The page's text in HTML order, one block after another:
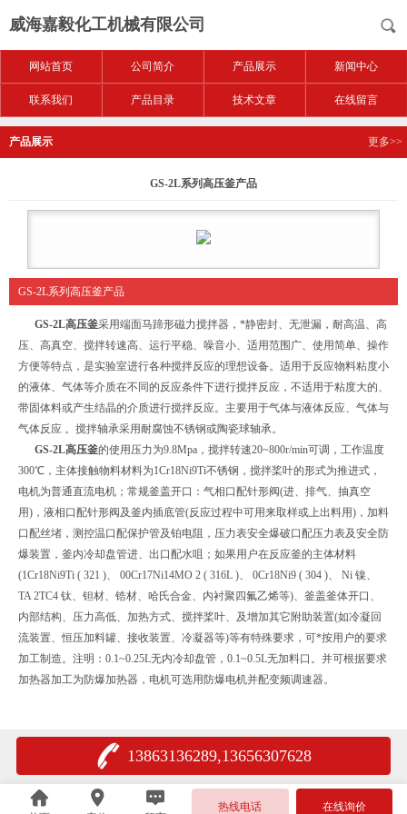
威海嘉毅化工机械有限公司
网站首页 公司简介 产品展示 新闻中心
联系我们 产品目录 技术文章 在线留言
产品展示 更多>>
GS-2L系列高压釜产品
GS-2L系列高压釜产品
GS-2L高压釜采用端面马蹄形磁力搅拌器，*静密封、无泄漏，耐高温、高
压、高真空、搅拌转速高、运行平稳、噪音小、适用范围广、使用简单、操作
方便等特点，是实验室进行各种搅拌反应的理想设备。适用于反应物料粘度小
的液体、气体等介质在不同的反应条件下进行搅拌反应，不适用于粘度大的、
带固体料或产生结晶的介质进行搅拌反应。主要用于气体与液体反应、气体与
气体反应 。搅拌轴承采用耐腐蚀不锈钢或陶瓷球轴承。
GS-2L高压釜的使用压力为9.8Mpa，搅拌转速20~800r/min可调，工作温度
300℃，主体接触物料材料为1Cr18Ni9Ti不锈钢，搅拌桨叶的形式为推进式，
电机为普通直流电机；常规釜盖开口：气相口配针形阀(进、排气、抽真空
用)，液相口配针形阀及釜内插底管(反应过程中可用来取样或上出料用)，加料
口配丝堵，测控温口配保护管及铂电阻，压力表安全爆破口配压力表及安全防
爆装置，釜内冷却盘管进、出口配水咀；如果用户在反应釜的主体材料
(1Cr18Ni9Ti ( 321 )、 00Cr17Ni14MO 2 ( 316L )、 0Cr18Ni9 ( 304 )、 Ni 镍、
TA 2TC4 钛、钽材、锆材、哈氏合金、内衬聚四氟乙烯等)、釜盖釜体开口、
内部结构、压力高低、加热方式、搅拌桨叶、及增加其它附助装置(如冷凝回
流装置、恒压加料罐、接收装置、冷凝器等)等有特殊要求，可*按用户的要求
加工制造。注明：0.1~0.25L无内冷却盘管，0.1~0.5L无加料口。并可根据要求
加热器加工为防爆加热器，电机可选用防爆电机并配变频调速器。
13863136289,13656307628
热线电话 在线询价